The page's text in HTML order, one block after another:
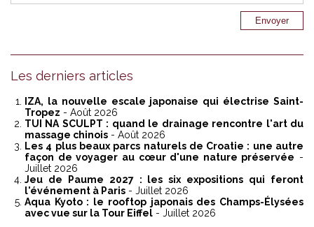
Les derniers articles
IZA, la nouvelle escale japonaise qui électrise Saint-
Tropez - Août 2026
TUI NA SCULPT : quand le drainage rencontre l'art du
massage chinois - Août 2026
Les 4 plus beaux parcs naturels de Croatie : une autre
façon de voyager au cœur d'une nature préservée -
Juillet 2026
Jeu de Paume 2027 : les six expositions qui feront
l'événement à Paris - Juillet 2026
Aqua Kyoto : le rooftop japonais des Champs-Élysées
avec vue sur la Tour Eiffel - Juillet 2026